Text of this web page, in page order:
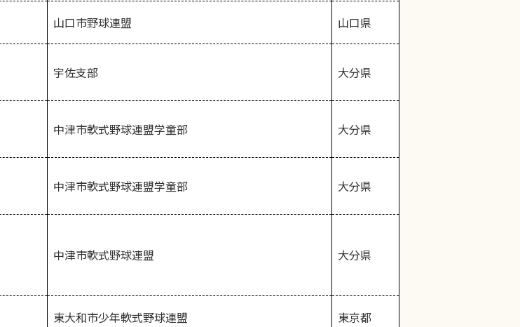
山口市野球連盟 山口県
宇佐支部 大分県
中津市軟式野球連盟学童部 大分県
中津市軟式野球連盟学童部 大分県
中津市軟式野球連盟 大分県
東大和市少年軟式野球連盟 東京都